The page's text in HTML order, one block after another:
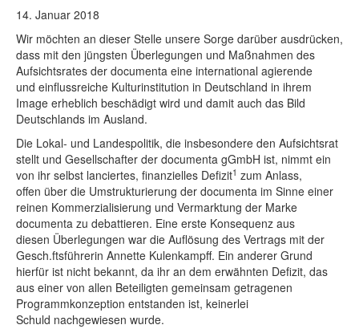
14. Januar 2018
Wir möchten an dieser Stelle unsere Sorge darüber ausdrücken,
dass mit den jüngsten Überlegungen und Maßnahmen des
Aufsichtsrates der documenta eine international agierende
und einflussreiche Kulturinstitution in Deutschland in ihrem
Image erheblich beschädigt wird und damit auch das Bild
Deutschlands im Ausland.
Die Lokal- und Landespolitik, die insbesondere den Aufsichtsrat
stellt und Gesellschafter der documenta gGmbH ist, nimmt ein
von ihr selbst lanciertes, finanzielles Defizit1 zum Anlass,
offen über die Umstrukturierung der documenta im Sinne einer
reinen Kommerzialisierung und Vermarktung der Marke
documenta zu debattieren. Eine erste Konsequenz aus
diesen Überlegungen war die Auflösung des Vertrags mit der
Gesch.ftsführerin Annette Kulenkampff. Ein anderer Grund
hierfür ist nicht bekannt, da ihr an dem erwähnten Defizit, das
aus einer von allen Beteiligten gemeinsam getragenen
Programmkonzeption entstanden ist, keinerlei
Schuld nachgewiesen wurde.